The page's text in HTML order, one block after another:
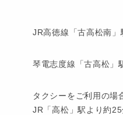
JR高徳線「古高松南
琴電志度線「古高松」
タクシーをご利用の場
JR「高松」駅より約25